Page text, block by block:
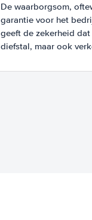
De waarborgsom,
garantie voor het
geeft de zekerheid
diefstal, maar ook